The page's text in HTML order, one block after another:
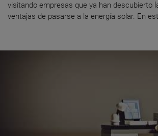
visitando empresas que ya han descubierto
ventajas de pasarse a la energía solar. En